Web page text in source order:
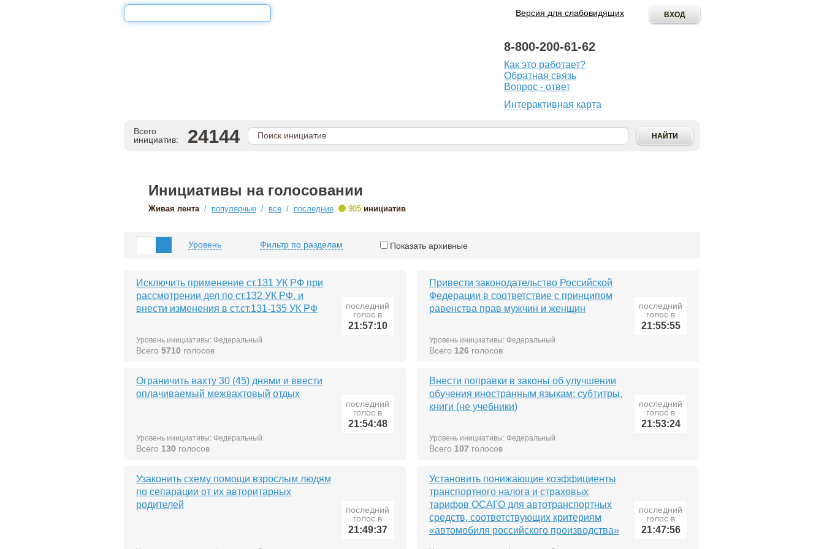
Версия для слабовидящих
8-800-200-61-62
Как это работает?
Обратная связь
Вопрос - ответ
Интерактивная карта
Всего
инициатив:
24144
Инициативы на голосовании
Живая лента / популярные / все / последние •
905 инициатив
Уровень Фильтр по разделам Показать архивные
последний
голос в
21:57:10
Исключить применение ст.131 УК РФ при
рассмотрении дел по ст.132 УК РФ, и
внести изменения в ст.ст.131-135 УК РФ
Уровень инициативы: Федеральный
Всего 5710 голосов
последний
голос в
21:55:55
Привести законодательство Российской
Федерации в соответствие с принципом
равенства прав мужчин и женщин
Уровень инициативы: Федеральный
Всего 126 голосов
последний
голос в
21:54:48
Ограничить вахту 30 (45) днями и ввести
оплачиваемый межвахтовый отдых
Уровень инициативы: Федеральный
Всего 130 голосов
последний
голос в
21:53:24
Внести поправки в законы об улучшении
обучения иностранным языкам: субтитры,
книги (не учебники)
Уровень инициативы: Федеральный
Всего 107 голосов
последний
голос в
21:49:37
Узаконить схему помощи взрослым людям
по сепарации от их авторитарных
родителей
последний
голос в
21:47:56
Установить понижающие коэффициенты
транспортного налога и страховых
тарифов ОСАГО для автотранспортных
средств, соответствующих критериям
«автомобиля российского производства»